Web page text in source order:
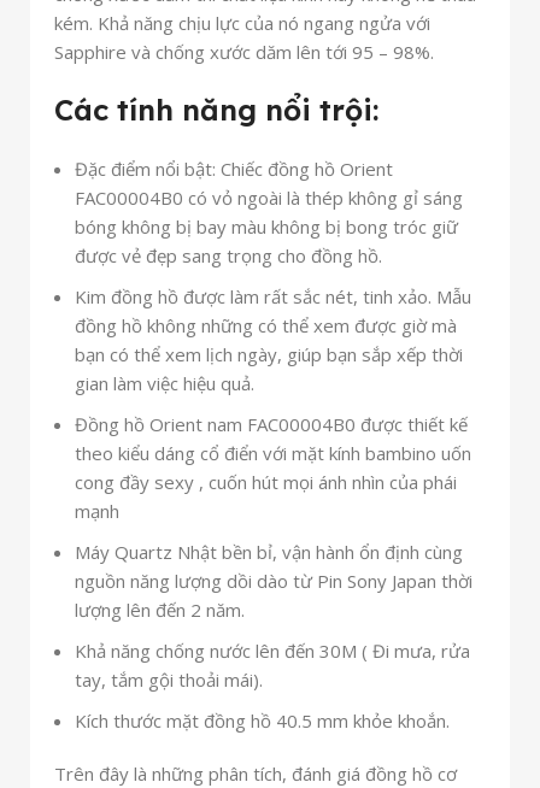
kém. Khả năng chịu lực của nó ngang ngửa với
Sapphire và chống xước dăm lên tới 95 – 98%.
Các tính năng nổi trội:
Đặc điểm nổi bật: Chiếc đồng hồ Orient
FAC00004B0 có vỏ ngoài là thép không gỉ sáng
bóng không bị bay màu không bị bong tróc giữ
được vẻ đẹp sang trọng cho đồng hồ.
Kim đồng hồ được làm rất sắc nét, tinh xảo. Mẫu
đồng hồ không những có thể xem được giờ mà
bạn có thể xem lịch ngày, giúp bạn sắp xếp thời
gian làm việc hiệu quả.
Đồng hồ Orient nam FAC00004B0 được thiết kế
theo kiểu dáng cổ điển với mặt kính bambino uốn
cong đầy sexy , cuốn hút mọi ánh nhìn của phái
mạnh
Máy Quartz Nhật bền bỉ, vận hành ổn định cùng
nguồn năng lượng dồi dào từ Pin Sony Japan thời
lượng lên đến 2 năm.
Khả năng chống nước lên đến 30M ( Đi mưa, rửa
tay, tắm gội thoải mái).
Kích thước mặt đồng hồ 40.5 mm khỏe khoắn.
Trên đây là những phân tích, đánh giá đồng hồ cơ